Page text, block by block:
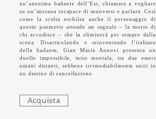
un’anonima badante dell’Est, chiamata a vegliare
su un’anziana incapace di muoversi e parlare. Così
come la scolta eschilea anche il personaggio di
questo poemetto attende un segnale – la morte di
chi accudisce – che la eliminerà per sempre dalla
scena. Disarticolando e reinventando l’italiano
della badante, Gian Maria Annovi presenta un
duello impossibile, tutto mentale, tra due esseri
umani distanti, sebbene irrimediabilmente uniti in
un destino di cancellazione.
Acquista